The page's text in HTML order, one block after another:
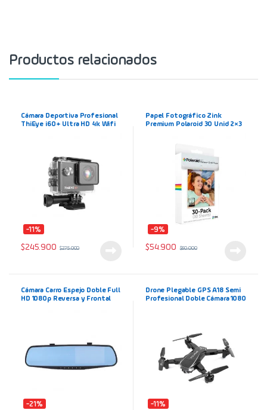
Productos relacionados
Cámara Deportiva Profesional
ThiEye i60+ Ultra HD 4k Wifi
-11%
$245.900 $275.000
Papel Fotográfico Zink
Premium Polaroid 30 Unid 2×3
-9%
$54.900 $60.000
Cámara Carro Espejo Doble Full
HD 1080p Reversa y Frontal
-21%
Drone Plegable GPS A18 Semi
Profesional Doble Cámara 1080
-11%